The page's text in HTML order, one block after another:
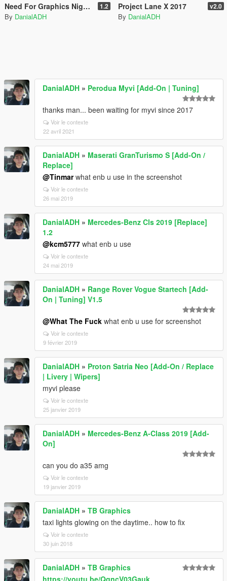
Need For Graphics Night - Cinematic NFS Looks 1.2
By DanialADH
Project Lane X 2017 v2.0
By DanialADH
DanialADH » Perodua Myvi [Add-On | Tuning]
thanks man... been waiting for myvi since 2017
Voir le contexte
22 avril 2021
DanialADH » Maserati GranTurismo S [Add-On /
Replace]
@Tinmarwhat enb u use in the screenshot
Voir le contexte
26 mai 2019
DanialADH » Mercedes-Benz Cls 2019 [Replace]
1.2
@kcm5777 what enb u use
Voir le contexte
24 mai 2019
DanialADH » Range Rover Vogue Startech [Add-
On | Tuning] V1.5
@What The Fuck what enb u use for screenshot
Voir le contexte
9 février 2019
DanialADH » Proton Satria Neo [Add-On / Replace
| Livery | Wipers]
myvi please
Voir le contexte
25 janvier 2019
DanialADH » Mercedes-Benz A-Class 2019 [Add-
On]
can you do a35 amg
Voir le contexte
19 janvier 2019
DanialADH » TB Graphics
taxi lights glowing on the daytime.. how to fix
Voir le contexte
30 juin 2018
DanialADH » TB Graphics
https://youtu.be/QqncV03Gauk